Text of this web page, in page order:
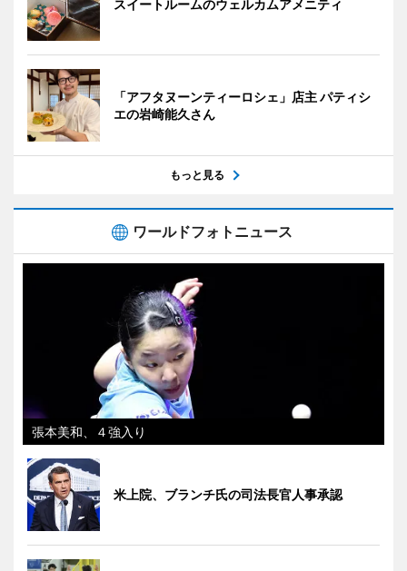
スイートルームのウェルカムアメニティ
「アフタヌーンティーロシェ」店主 パティシ
エの岩崎能久さん
もっと見る
ワールドフォトニュース
張本美和、４強入り
米上院、ブランチ氏の司法長官人事承認